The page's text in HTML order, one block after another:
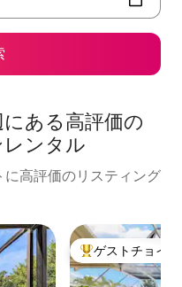
あ⁠る高⁠評⁠価⁠の
ン⁠タ⁠ル
高評価のリスティング
大好評のゲスト
ゲストチョイス